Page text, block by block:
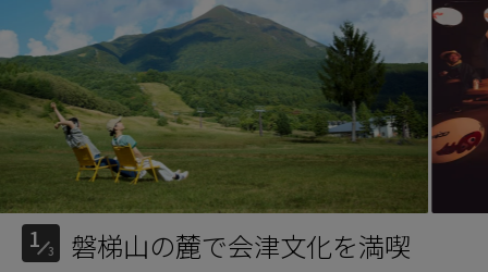
1 3 磐梯山の麓で会津文化を満喫